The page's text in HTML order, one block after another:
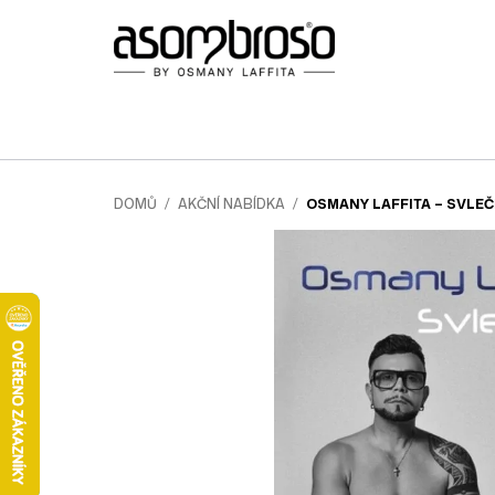
DOMŮ / AKČNÍ NABÍDKA / OSMANY LAFFITA –